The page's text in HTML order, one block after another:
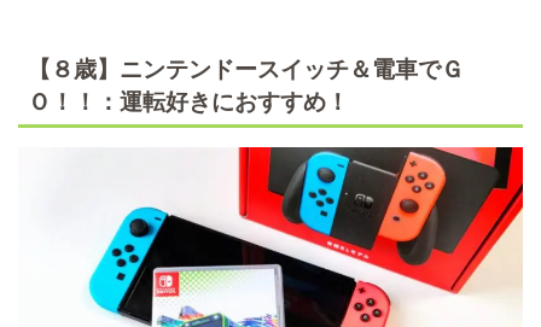
【８歳】ニンテンドースイッチ＆電車でＧ
Ｏ！！：運転好きにおすすめ！